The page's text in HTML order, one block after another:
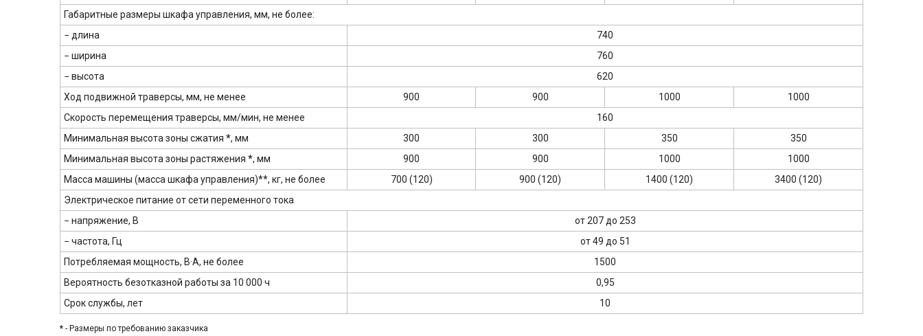
Габаритные размеры шкафа управления, мм, не более:
− длина
740
− ширина
760
− высота
620
Ход подвижной траверсы, мм, не менее
900 900 1000
1000
Скорость перемещения траверсы, мм/мин, не менее
160
Минимальная высота зоны сжатия *, мм 300 300 350
350
Минимальная высота зоны растяжения *, мм 900 900 1000
1000
Масса машины (масса шкафа управления)**, кг, не более
700 (120) 900 (120) 1400 (120)
3400 (120)
Электрическое питание от сети переменного тока
− напряжение, В
от 207 до 253
− частота, Гц
от 49 до 51
Потребляемая мощность, В·А, не более
1500
Вероятность безотказной работы за 10 000 ч
0,95
Срок службы, лет
10
* - Размеры по требованию заказчика